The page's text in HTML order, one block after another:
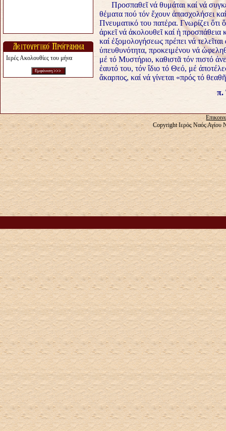
Ιερές Ακολουθίες του μήνα
Προσπαθεῖ νά θυμάται καί νά
θέματα πού τόν ἔχουν ἀπασχολήσει
Πνευματικό του πατέρα. Γνωρίζει ὅτι
ἀρκεῖ νά ἀκολουθεῖ καί ἡ
καί ἐξομολογήσεως πρέπει νά
ὐπευθυνότητα, προκειμένου νά
μέ τό Μυστήριο, καθιστᾶ τόν πιστό
ἑαυτό του, τόν ἴδιο τό Θεό, μέ
ἄκαρπος, καί νά γίνεται «πρός τό
π.
Copyright Ιερός Ναός Αγίου